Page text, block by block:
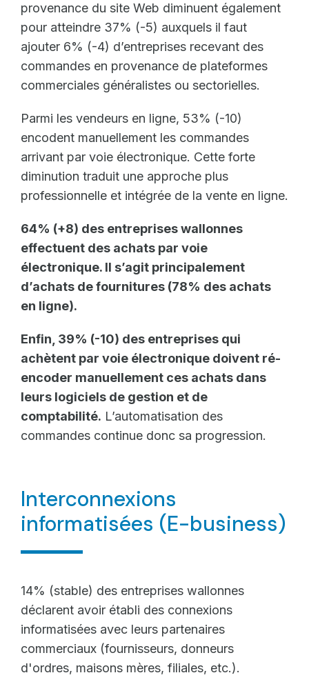
provenance du site Web diminuent également
pour atteindre 37% (-5) auxquels il faut
ajouter 6% (-4) d’entreprises recevant des
commandes en provenance de plateformes
commerciales généralistes ou sectorielles.
Parmi les vendeurs en ligne, 53% (-10)
encodent manuellement les commandes
arrivant par voie électronique. Cette forte
diminution traduit une approche plus
professionnelle et intégrée de la vente en ligne.
64% (+8) des entreprises wallonnes
effectuent des achats par voie
électronique. Il s’agit principalement
d’achats de fournitures (78% des achats
en ligne).
Enfin, 39% (-10) des entreprises qui
achètent par voie électronique doivent ré-
encoder manuellement ces achats dans
leurs logiciels de gestion et de
comptabilité. L’automatisation des
commandes continue donc sa progression.
Interconnexions
informatisées (E-business)
14% (stable) des entreprises wallonnes
déclarent avoir établi des connexions
informatisées avec leurs partenaires
commerciaux (fournisseurs, donneurs
d'ordres, maisons mères, filiales, etc.).